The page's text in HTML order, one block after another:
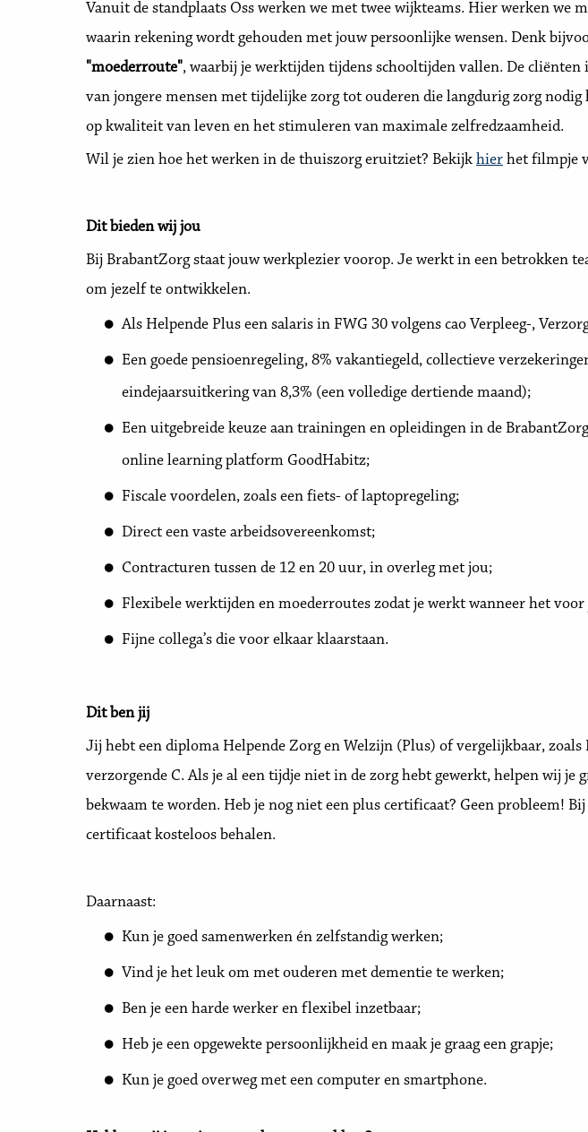
Vanuit de standplaats Oss werken we met twee wijkteams. Hier werken we
waarin rekening wordt gehouden met jouw persoonlijke wensen. Denk
"moederroute", waarbij je werktijden tijdens schooltijden vallen. De cliënten
van jongere mensen met tijdelijke zorg tot ouderen die langdurig zorg nodig
op kwaliteit van leven en het stimuleren van maximale zelfredzaamheid.
Wil je zien hoe het werken in de thuiszorg eruitziet? Bekijk hier het filmpje
Dit bieden wij jou
Bij BrabantZorg staat jouw werkplezier voorop. Je werkt in een betrokken
om jezelf te ontwikkelen.
Als Helpende Plus een salaris in FWG 30 volgens cao Verpleeg-,
Een goede pensioenregeling, 8% vakantiegeld, collectieve
eindejaarsuitkering van 8,3% (een volledige dertiende maand);
Een uitgebreide keuze aan trainingen en opleidingen in de
online learning platform GoodHabitz;
Fiscale voordelen, zoals een fiets- of laptopregeling;
Direct een vaste arbeidsovereenkomst;
Contracturen tussen de 12 en 20 uur, in overleg met jou;
Flexibele werktijden en moederroutes zodat je werkt wanneer het
Fijne collega’s die voor elkaar klaarstaan.
Dit ben jij
Jij hebt een diploma Helpende Zorg en Welzijn (Plus) of vergelijkbaar,
verzorgende C. Als je al een tijdje niet in de zorg hebt gewerkt, helpen wij je
bekwaam te worden. Heb je nog niet een plus certificaat? Geen probleem!
certificaat kosteloos behalen.
Daarnaast:
Kun je goed samenwerken én zelfstandig werken;
Vind je het leuk om met ouderen met dementie te werken;
Ben je een harde werker en flexibel inzetbaar;
Heb je een opgewekte persoonlijkheid en maak je graag een grapje;
Kun je goed overweg met een computer en smartphone.